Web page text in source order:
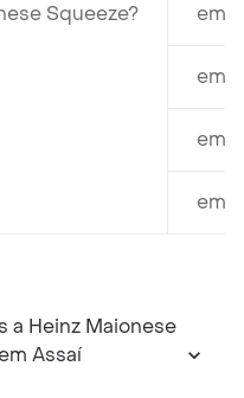
Squeeze? em
em
em
em
a Heinz Maionese
Assaí